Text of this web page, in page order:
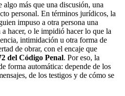
algo más que una discusión, una
personal. En términos jurídicos, la
impuso a otra persona una
hacer, o le impidió hacer lo que la
intimidación u otra forma de
de obrar, con el encaje que
del Código Penal. Por eso, la
forma automática: depende de los
de los testigos y de cómo se